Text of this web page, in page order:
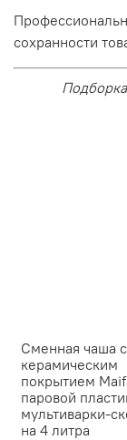
сохранности
Сменная чаша
керамическим
покрытием
паровой
мультиварки-
на 4 литра